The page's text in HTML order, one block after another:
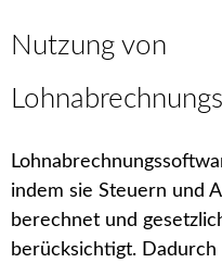
Nutzung von
indem sie Steuern und
berechnet und
berücksichtigt.